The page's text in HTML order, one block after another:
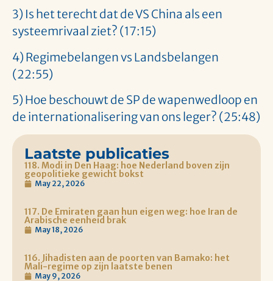
3) Is het terecht dat de VS China als een
systeemrivaal ziet? (17:15)
4) Regimebelangen vs Landsbelangen
(22:55)
5) Hoe beschouwt de SP de wapenwedloop en
de internationalisering van ons leger? (25:48)
Laatste publicaties
118. Modi in Den Haag: hoe Nederland boven zijn
geopolitieke gewicht bokst
May 22, 2026
117. De Emiraten gaan hun eigen weg: hoe Iran de
Arabische eenheid brak
May 18, 2026
116. Jihadisten aan de poorten van Bamako: het
Mali-regime op zijn laatste benen
May 9, 2026